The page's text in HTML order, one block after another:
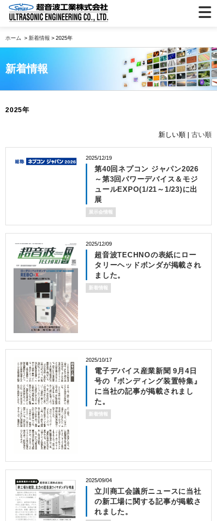
ホーム > 新着情報 > 2025年
新着情報
2025年
新しい順 | 古い順
2025/12/19
第40回ネプコン ジャパン2026
～第3回パワーデバイス＆モジ
ュールEXPO(1/21～1/23)に出
展
展示会情報
2025/12/09
超音波TECHNOの表紙にロー
タリーヘッドボンダが掲載され
ました。
新着情報
2025/10/17
電子デバイス産業新聞 9月4日
号の『ボンディング装置特集』
に当社の記事が掲載されまし
た。
新着情報
2025/09/04
立川商工会議所ニュースに当社
の新工場に関する記事が掲載さ
れました。